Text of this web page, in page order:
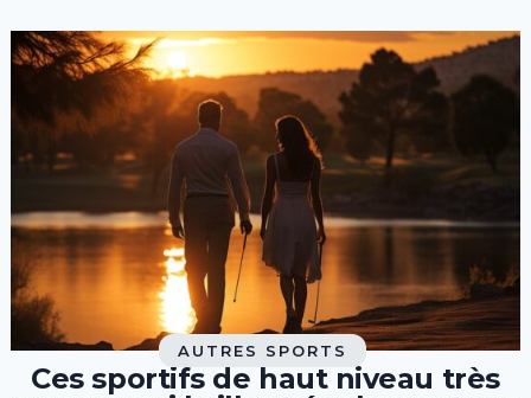
AUTRES SPORTS
Ces sportifs de haut niveau très